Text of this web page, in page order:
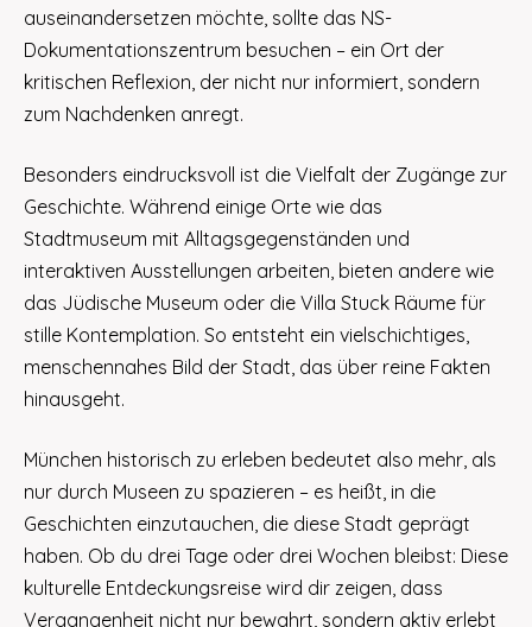
auseinandersetzen möchte, sollte das NS-
Dokumentationszentrum besuchen – ein Ort der
kritischen Reflexion, der nicht nur informiert, sondern
zum Nachdenken anregt.
Besonders eindrucksvoll ist die Vielfalt der Zugänge zur
Geschichte. Während einige Orte wie das
Stadtmuseum mit Alltagsgegenständen und
interaktiven Ausstellungen arbeiten, bieten andere wie
das Jüdische Museum oder die Villa Stuck Räume für
stille Kontemplation. So entsteht ein vielschichtiges,
menschennahes Bild der Stadt, das über reine Fakten
hinausgeht.
München historisch zu erleben bedeutet also mehr, als
nur durch Museen zu spazieren – es heißt, in die
Geschichten einzutauchen, die diese Stadt geprägt
haben. Ob du drei Tage oder drei Wochen bleibst: Diese
kulturelle Entdeckungsreise wird dir zeigen, dass
Vergangenheit nicht nur bewahrt, sondern aktiv erlebt